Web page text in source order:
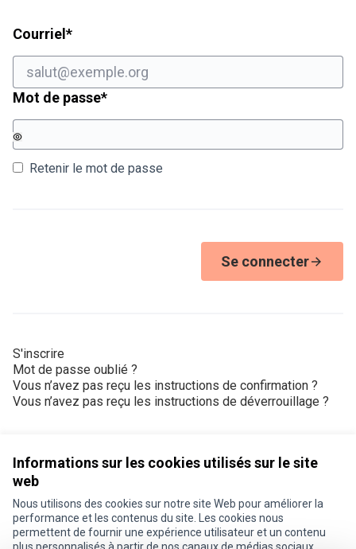
Informations sur les cookies utilisés sur le site
web
Nous utilisons des cookies sur notre site Web pour améliorer la
performance et les contenus du site. Les cookies nous
permettent de fournir une expérience utilisateur et un contenu
Courriel *Champ obligatoire
Mot de passe*Champ obligatoire
Retenir le mot de passe
Se connecter
S'inscrire
Mot de passe oublié ?
Vous n’avez pas reçu les instructions de confirmation ?
Vous n’avez pas reçu les instructions de déverrouillage ?
Conditions d'utilisation
Paramètres des cookies
Je participe ! sur X
Je participe ! sur Facebook
Je participe ! sur Instagram